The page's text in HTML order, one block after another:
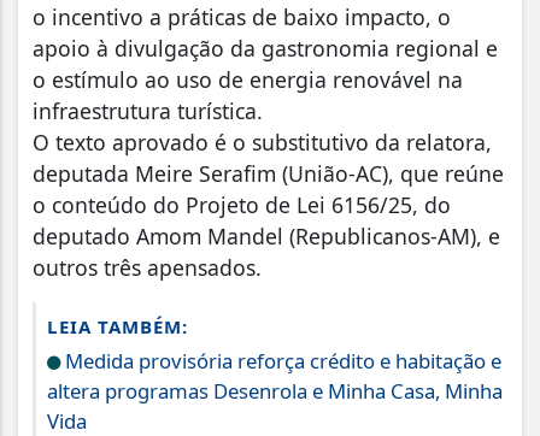
o incentivo a práticas de baixo impacto, o
apoio à divulgação da gastronomia regional e
o estímulo ao uso de energia renovável na
infraestrutura turística.
O texto aprovado é o substitutivo da relatora,
deputada Meire Serafim (União-AC), que reúne
o conteúdo do Projeto de Lei 6156/25, do
deputado Amom Mandel (Republicanos-AM), e
outros três apensados.
LEIA TAMBÉM:
Medida provisória reforça crédito e habitação e
altera programas Desenrola e Minha Casa, Minha
Vida